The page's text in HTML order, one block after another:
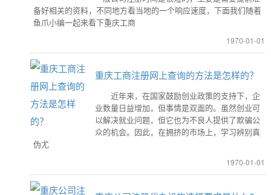
备好相关的资料，不同地方看当地的一个响应速度，下面我们随着
鱼爪小编一起来看下重庆工商
1970-01-01
重庆工商注册网上查询的方法是怎样的？
近年来，在国家鼓励创业政策的支持下，企
业数量日益增加，但事情是双面的。虽然创业可
以解决就业问题，但它也为不良人提供了欺骗公
众的机会。因此，在拥挤的市场上，学习辨别真
伪尤
1970-01-01